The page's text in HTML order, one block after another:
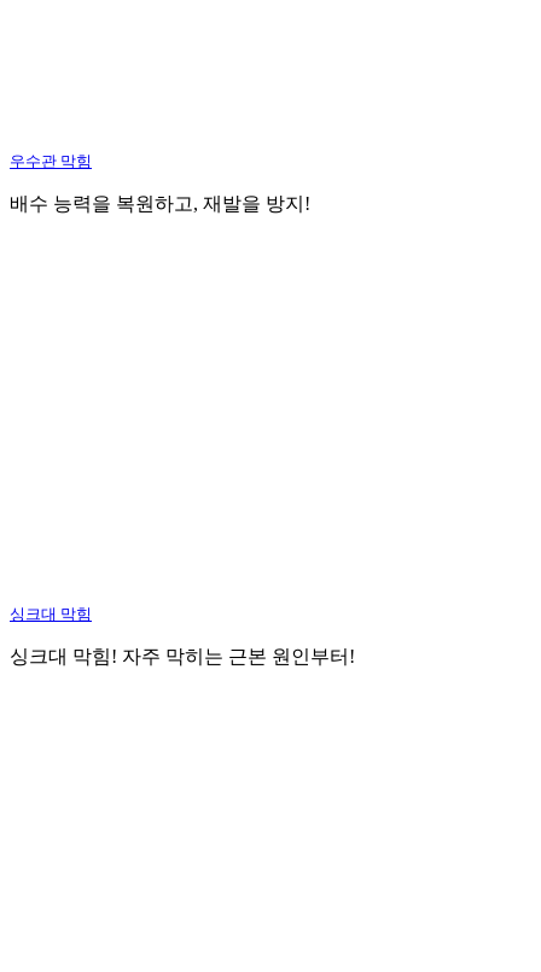
우수관 막힘
배수 능력을 복원하고, 재발을 방지!
싱크대 막힘
싱크대 막힘! 자주 막히는 근본 원인부터!